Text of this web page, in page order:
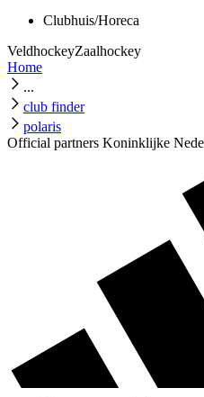
Clubhuis/Horeca
VeldhockeyZaalhockey
Home
...
club finder
polaris
Official partners Koninklijke